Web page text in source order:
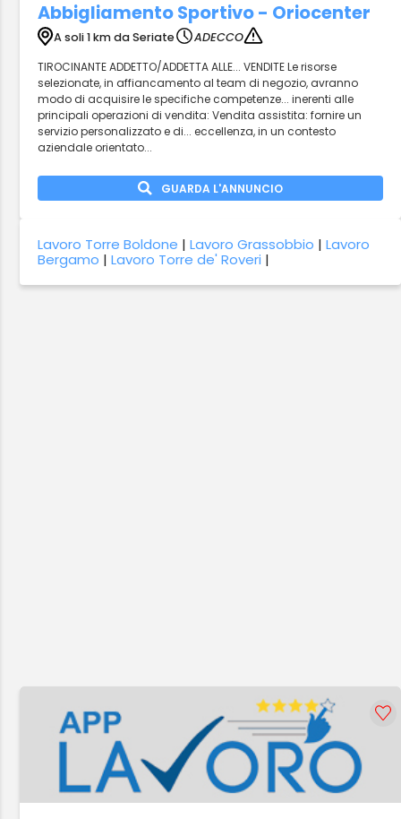
Abbigliamento Sportivo - Oriocenter
A soli 1 km da Seriate
ADECCO
TIROCINANTE ADDETTO/ADDETTA ALLE... VENDITE Le risorse
selezionate, in affiancamento al team di negozio, avranno
modo di acquisire le specifiche competenze... inerenti alle
principali operazioni di vendita: Vendita assistita: fornire un
servizio personalizzato e di... eccellenza, in un contesto
aziendale orientato...
GUARDA L'ANNUNCIO
Lavoro Torre Boldone |Lavoro Grassobbio |Lavoro
Bergamo |Lavoro Torre de' Roveri |